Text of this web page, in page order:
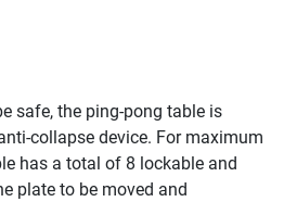
safe, the ping-pong table is
collapse device. For maximum
has a total of 8 lockable and
plate to be moved and